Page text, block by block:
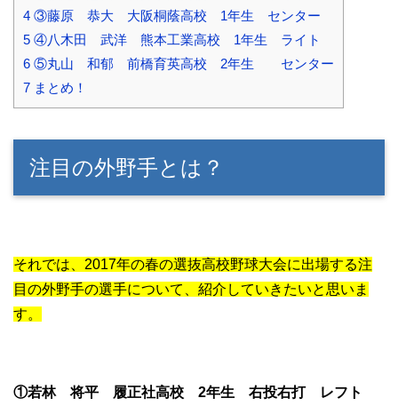
4 ③藤原 恭大 大阪桐蔭高校 1年生 センター
5 ④八木田 武洋 熊本工業高校 1年生 ライト
6 ⑤丸山 和郁 前橋育英高校 2年生 センター
7 まとめ！
注目の外野手とは？
それでは、2017年の春の選抜高校野球大会に出場する注
目の外野手の選手について、紹介していきたいと思いま
す。
①若林 将平 履正社高校 2年生 右投右打 レフト